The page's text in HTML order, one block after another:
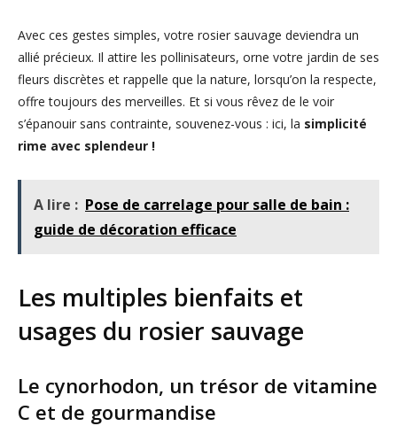
Avec ces gestes simples, votre rosier sauvage deviendra un
allié précieux. Il attire les pollinisateurs, orne votre jardin de ses
fleurs discrètes et rappelle que la nature, lorsqu’on la respecte,
offre toujours des merveilles. Et si vous rêvez de le voir
s’épanouir sans contrainte, souvenez-vous : ici, la simplicité
rime avec splendeur !
A lire : Pose de carrelage pour salle de bain :
guide de décoration efficace
Les multiples bienfaits et
usages du rosier sauvage
Le cynorhodon, un trésor de vitamine
C et de gourmandise